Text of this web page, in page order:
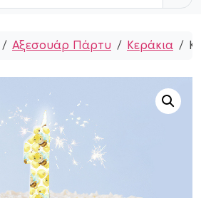
Αξεσουάρ Πάρτυ Κεράκια